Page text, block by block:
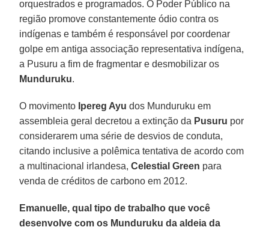
orquestrados e programados. O Poder Público na
região promove constantemente ódio contra os
indígenas e também é responsável por coordenar
golpe em antiga associação representativa indígena,
a Pusuru a fim de fragmentar e desmobilizar os
Munduruku.
O movimento Ipereg Ayu dos Munduruku em
assembleia geral decretou a extinção da Pusuru por
considerarem uma série de desvios de conduta,
citando inclusive a polêmica tentativa de acordo com
a multinacional irlandesa,Celestial Green para
venda de créditos de carbono em 2012.
Emanuelle, qual tipo de trabalho que você
desenvolve com os Munduruku da aldeia da